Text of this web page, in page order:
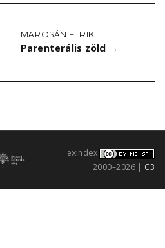
MAROSÁN FERIKE
Parenterális zöld →
exindex
2000–2026 | C3